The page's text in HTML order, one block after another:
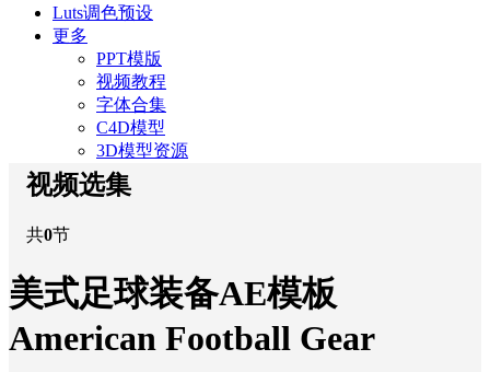
Luts调色预设
更多
PPT模版
视频教程
字体合集
C4D模型
3D模型资源
视频选集
共0节
美式足球装备AE模板
American Football Gear